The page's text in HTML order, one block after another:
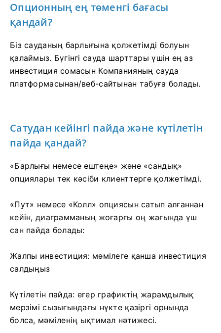
Опционның ең төменгі бағасы
қандай?
Біз сауданың барлығына қолжетімді болуын
қалаймыз. Бүгінгі сауда шарттары үшін ең аз
инвестиция сомасын Компанияның сауда
платформасынан/веб-сайтынан табуға болады.
Сатудан кейінгі пайда және күтілетін
пайда қандай?
«Барлығы немесе ештеңе» және «сандық»
опциялары тек кәсіби клиенттерге қолжетімді.
«Пут» немесе «Колл» опциясын сатып алғаннан
кейін, диаграмманың жоғарғы оң жағында үш
сан пайда болады:
Жалпы инвестиция: мәмілеге қанша инвестиция
салдыңыз
Күтілетін пайда: егер графиктің жарамдылық
мерзімі сызығындағы нүкте қазіргі орнында
болса, мәміленің ықтимал нәтижесі.